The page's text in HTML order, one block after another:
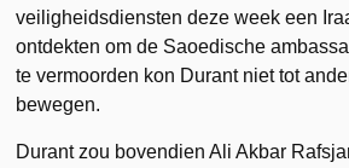
veiligheidsdiensten deze week een
ontdekten om de Saoedische
te vermoorden kon Durant niet tot
bewegen.
Durant zou bovendien Ali Akbar